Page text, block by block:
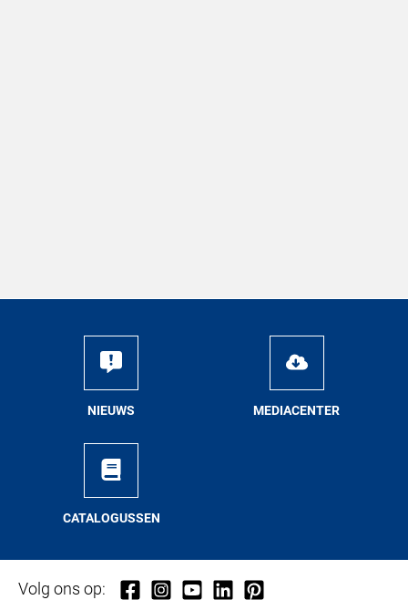
NIEUWS ME­DIA­CEN­TER
CA­TA­LO­GUS­SEN
Volg ons op: